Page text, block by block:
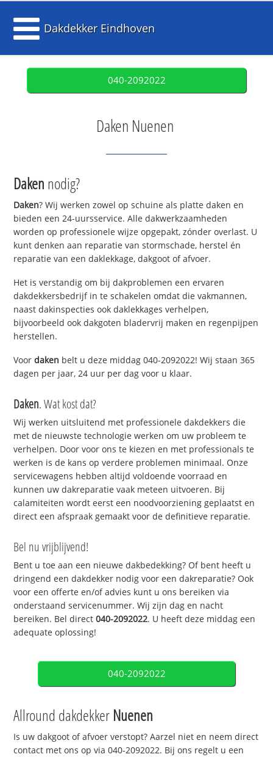
Dakdekker Eindhoven
040-2092022
Daken Nuenen
Daken nodig?
Daken? Wij werken zowel op schuine als platte daken en
bieden een 24-uursservice. Alle dakwerkzaamheden
worden op professionele wijze opgepakt, zónder overlast. U
kunt denken aan reparatie van stormschade, herstel én
reparatie van een daklekkage, dakgoot of afvoer.
Het is verstandig om bij dakproblemen een ervaren
dakdekkersbedrijf in te schakelen omdat die vakmannen,
naast dakinspecties ook daklekkages verhelpen,
bijvoorbeeld ook dakgoten bladervrij maken en regenpijpen
herstellen.
Voordaken belt u deze middag 040-2092022! Wij staan 365
dagen per jaar, 24 uur per dag voor u klaar.
Daken. Wat kost dat?
Wij werken uitsluitend met professionele dakdekkers die
met de nieuwste technologie werken om uw probleem te
verhelpen. Door voor ons te kiezen en met professionals te
werken is de kans op verdere problemen minimaal. Onze
servicewagens hebben altijd voldoende voorraad en
kunnen uw dakreparatie vaak meteen uitvoeren. Bij
calamiteiten wordt eerst een noodvoorziening geplaatst en
direct een afspraak gemaakt voor de definitieve reparatie.
Bel nu vrijblijvend!
Bent u toe aan een nieuwe dakbedekking? Of bent heeft u
dringend een dakdekker nodig voor een dakreparatie? Ook
voor een offerte en/of advies kunt u ons bereiken via
onderstaand servicenummer. Wij zijn dag en nacht
bereiken. Bel direct040-2092022. U heeft deze middag een
adequate oplossing!
040-2092022
Allround dakdekker Nuenen
Is uw dakgoot of afvoer verstopt? Aarzel niet en neem direct
contact met ons op via 040-2092022. Bij ons regelt u een